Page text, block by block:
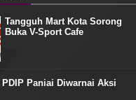
Tangguh Mart Kota Sorong
Buka V-Sport Cafe
PDIP Paniai Diwarnai Aksi